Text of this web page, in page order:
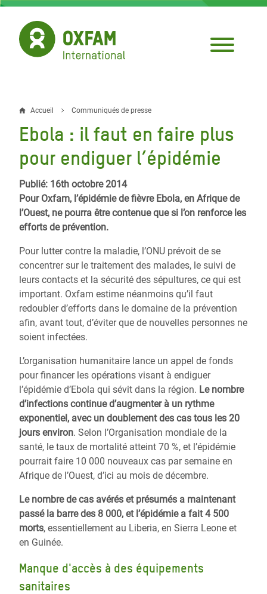
Aller
contenu
principal
Fil
d'Ariane
Accueil Communiqués de presse
Ebola : il faut en faire plus
pour endiguer l’épidémie
Publié: 16th octobre 2014
Pour Oxfam, l’épidémie de fièvre Ebola, en Afrique de
l’Ouest, ne pourra être contenue que si l’on renforce les
efforts de prévention.
Pour lutter contre la maladie, l’ONU prévoit de se
concentrer sur le traitement des malades, le suivi de
leurs contacts et la sécurité des sépultures, ce qui est
important. Oxfam estime néanmoins qu’il faut
redoubler d’efforts dans le domaine de la prévention
afin, avant tout, d’éviter que de nouvelles personnes ne
soient infectées.
L’organisation humanitaire lance un appel de fonds
pour financer les opérations visant à endiguer
l’épidémie d’Ebola qui sévit dans la région. Le nombre
d’infections continue d’augmenter à un rythme
exponentiel, avec un doublement des cas tous les 20
jours environ. Selon l’Organisation mondiale de la
santé, le taux de mortalité atteint 70 %, et l’épidémie
pourrait faire 10 000 nouveaux cas par semaine en
Afrique de l’Ouest, d’ici au mois de décembre.
Le nombre de cas avérés et présumés a maintenant
passé la barre des 8 000, et l’épidémie a fait 4 500
morts, essentiellement au Liberia, en Sierra Leone et
en Guinée.
Manque d'accès à des équipements
sanitaires